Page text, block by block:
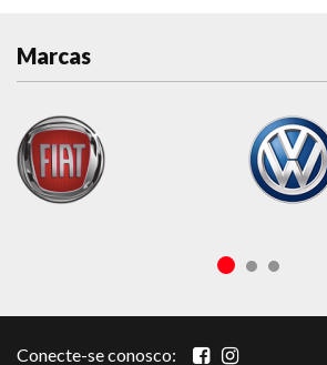
Marcas
Conecte-se conosco: